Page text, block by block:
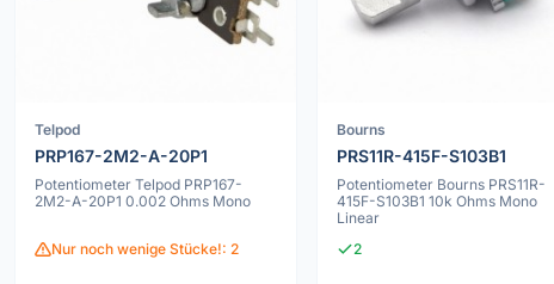
Telpod
PRP167-2M2-A-20P1
Potentiometer Telpod PRP167-
2M2-A-20P1 0.002 Ohms Mono
Nur noch wenige Stücke!: 2
Bourns
PRS11R-415F-S103B1
Potentiometer Bourns PRS11R-
415F-S103B1 10k Ohms Mono
Linear
2